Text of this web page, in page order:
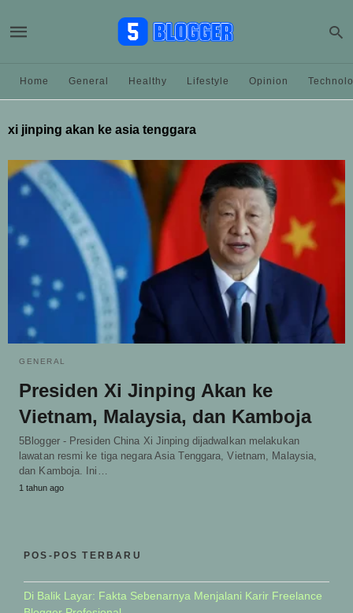
Home General Healthy Lifestyle Opinion
xi jinping akan ke asia tenggara
GENERAL
Presiden Xi Jinping Akan ke
Vietnam, Malaysia, dan Kamboja
5Blogger - Presiden China Xi Jinping dijadwalkan melakukan
lawatan resmi ke tiga negara Asia Tenggara, Vietnam, Malaysia,
dan Kamboja. Ini…
1 tahun ago
POS-POS TERBARU
Di Balik Layar: Fakta Sebenarnya Menjalani Karir Freelance